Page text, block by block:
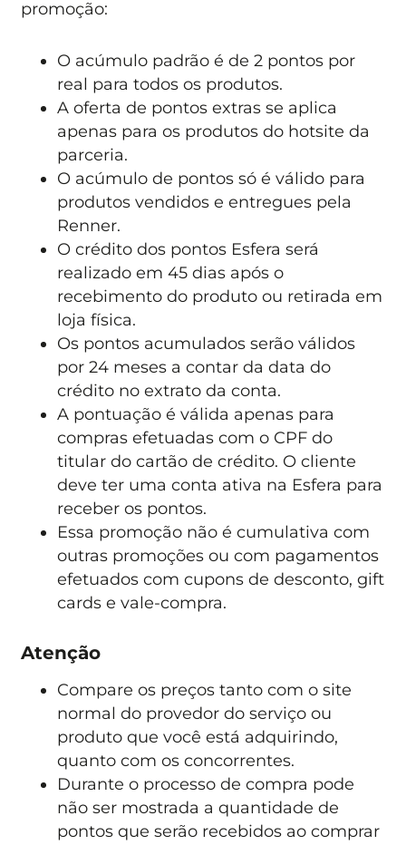
promoção:
O acúmulo padrão é de 2 pontos por
real para todos os produtos.
A oferta de pontos extras se aplica
apenas para os produtos do hotsite da
parceria.
O acúmulo de pontos só é válido para
produtos vendidos e entregues pela
Renner.
O crédito dos pontos Esfera será
realizado em 45 dias após o
recebimento do produto ou retirada em
loja física.
Os pontos acumulados serão válidos
por 24 meses a contar da data do
crédito no extrato da conta.
A pontuação é válida apenas para
compras efetuadas com o CPF do
titular do cartão de crédito. O cliente
deve ter uma conta ativa na Esfera para
receber os pontos.
Essa promoção não é cumulativa com
outras promoções ou com pagamentos
efetuados com cupons de desconto, gift
cards e vale-compra.
Atenção
Compare os preços tanto com o site
normal do provedor do serviço ou
produto que você está adquirindo,
quanto com os concorrentes.
Durante o processo de compra pode
não ser mostrada a quantidade de
pontos que serão recebidos ao comprar